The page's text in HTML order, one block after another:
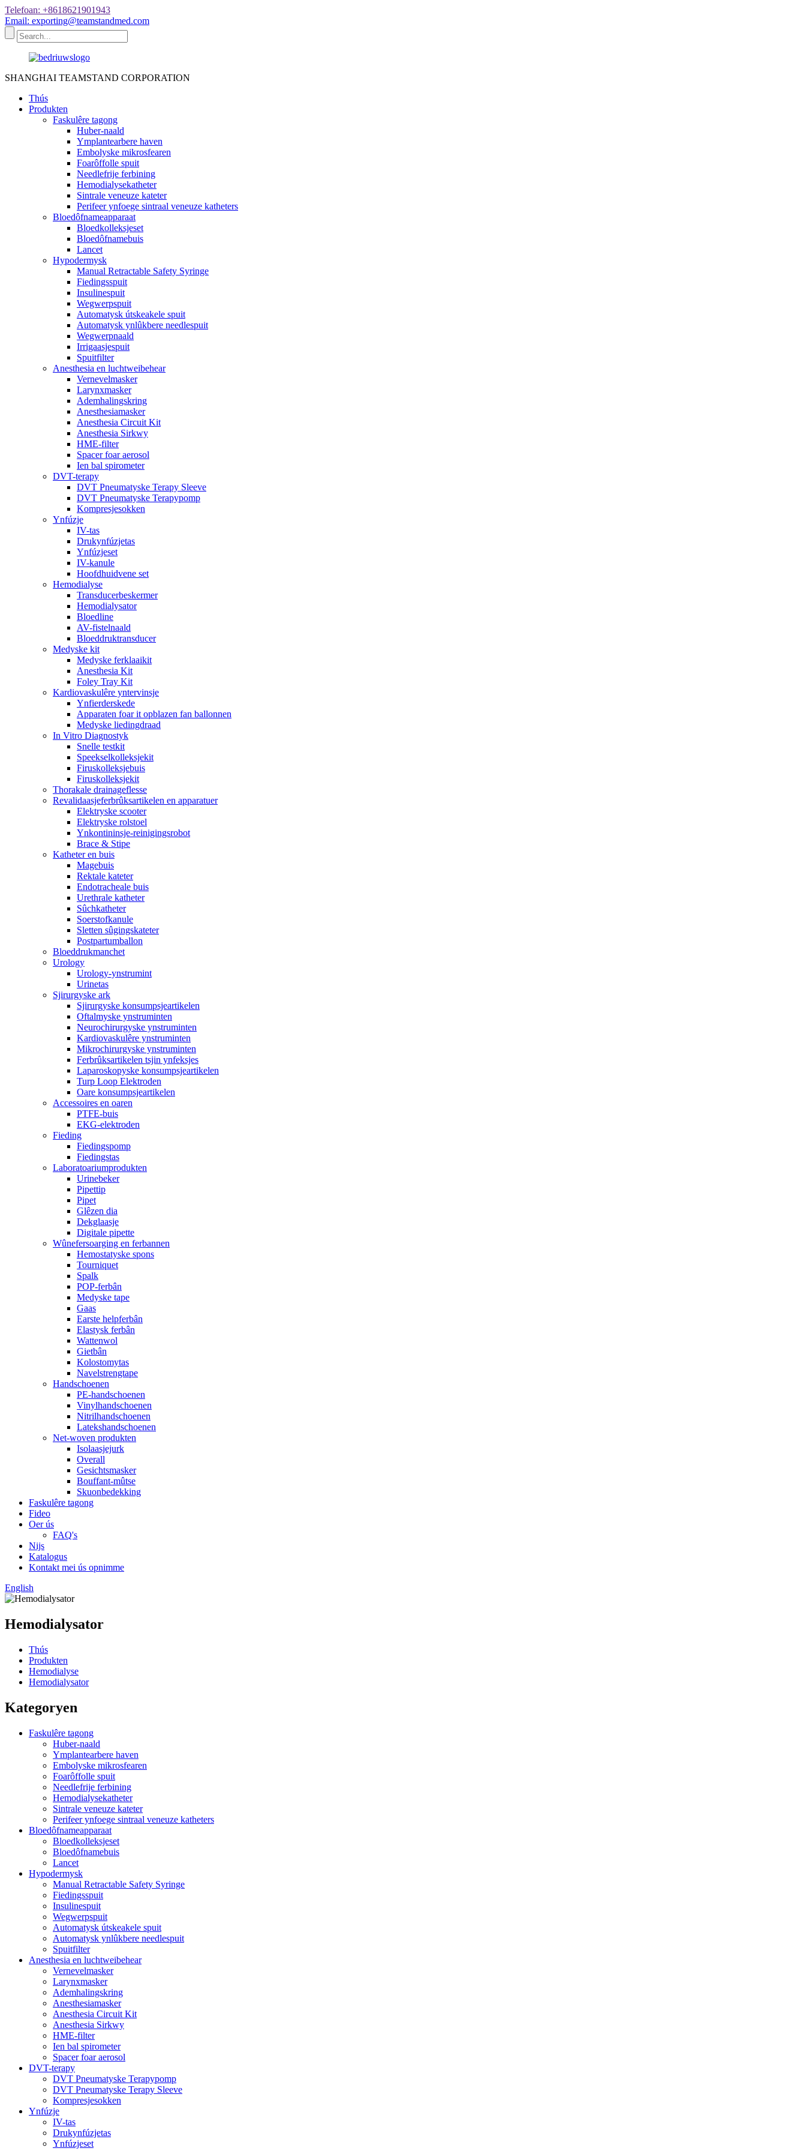
Telefoan: +8618621901943
Email: exporting@teamstandmed.com
SHANGHAI TEAMSTAND CORPORATION
Thús
Produkten
Faskulêre tagong
Huber-naald
Ymplantearbere haven
Embolyske mikrosfearen
Foarôffolle spuit
Needlefrije ferbining
Hemodialysekatheter
Sintrale veneuze kateter
Perifeer ynfoege sintraal veneuze katheters
Bloedôfnameapparaat
Bloedkolleksjeset
Bloedôfnamebuis
Lancet
Hypodermysk
Manual Retractable Safety Syringe
Fiedingsspuit
Insulinespuit
Wegwerpspuit
Automatysk útskeakele spuit
Automatysk ynlûkbere needlespuit
Wegwerpnaald
Irrigaasjespuit
Spuitfilter
Anesthesia en luchtweibehear
Vernevelmasker
Larynxmasker
Ademhalingskring
Anesthesiamasker
Anesthesia Circuit Kit
Anesthesia Sirkwy
HME-filter
Spacer foar aerosol
Ien bal spirometer
DVT-terapy
DVT Pneumatyske Terapy Sleeve
DVT Pneumatyske Terapypomp
Kompresjesokken
Ynfúzje
IV-tas
Drukynfúzjetas
Ynfúzjeset
IV-kanule
Hoofdhuidvene set
Hemodialyse
Transducerbeskermer
Hemodialysator
Bloedline
AV-fistelnaald
Bloeddruktransducer
Medyske kit
Medyske ferklaaikit
Anesthesia Kit
Foley Tray Kit
Kardiovaskulêre yntervinsje
Ynfierderskede
Apparaten foar it opblazen fan ballonnen
Medyske liedingdraad
In Vitro Diagnostyk
Snelle testkit
Speekselkolleksjekit
Firuskolleksjebuis
Firuskolleksjekit
Thorakale drainageflesse
Revalidaasjeferbrûksartikelen en apparatuer
Elektryske scooter
Elektryske rolstoel
Ynkontininsje-reinigingsrobot
Brace & Stipe
Katheter en buis
Magebuis
Rektale kateter
Endotracheale buis
Urethrale katheter
Sûchkatheter
Soerstofkanule
Sletten sûgingskateter
Postpartumballon
Bloeddrukmanchet
Urology
Urology-ynstrumint
Urinetas
Sjirurgyske ark
Sjirurgyske konsumpsjeartikelen
Oftalmyske ynstruminten
Neurochirurgyske ynstruminten
Kardiovaskulêre ynstruminten
Mikrochirurgyske ynstruminten
Ferbrûksartikelen tsjin ynfeksjes
Laparoskopyske konsumpsjeartikelen
Turp Loop Elektroden
Oare konsumpsjeartikelen
Accessoires en oaren
PTFE-buis
EKG-elektroden
Fieding
Fiedingspomp
Fiedingstas
Laboratoariumprodukten
Urinebeker
Pipettip
Pipet
Glêzen dia
Dekglaasje
Digitale pipette
Wûnefersoarging en ferbannen
Hemostatyske spons
Tourniquet
Spalk
POP-ferbân
Medyske tape
Gaas
Earste helpferbân
Elastysk ferbân
Wattenwol
Gietbân
Kolostomytas
Navelstrengtape
Handschoenen
PE-handschoenen
Vinylhandschoenen
Nitrilhandschoenen
Latekshandschoenen
Net-woven produkten
Isolaasjejurk
Overall
Gesichtsmasker
Bouffant-mûtse
Skuonbedekking
Faskulêre tagong
Fideo
Oer ús
FAQ's
Nijs
Katalogus
Kontakt mei ús opnimme
English
Hemodialysator
Thús
Produkten
Hemodialyse
Hemodialysator
Kategoryen
Faskulêre tagong
Huber-naald
Ymplantearbere haven
Embolyske mikrosfearen
Foarôffolle spuit
Needlefrije ferbining
Hemodialysekatheter
Sintrale veneuze kateter
Perifeer ynfoege sintraal veneuze katheters
Bloedôfnameapparaat
Bloedkolleksjeset
Bloedôfnamebuis
Lancet
Hypodermysk
Manual Retractable Safety Syringe
Fiedingsspuit
Insulinespuit
Wegwerpspuit
Automatysk útskeakele spuit
Automatysk ynlûkbere needlespuit
Spuitfilter
Anesthesia en luchtweibehear
Vernevelmasker
Larynxmasker
Ademhalingskring
Anesthesiamasker
Anesthesia Circuit Kit
Anesthesia Sirkwy
HME-filter
Ien bal spirometer
Spacer foar aerosol
DVT-terapy
DVT Pneumatyske Terapypomp
DVT Pneumatyske Terapy Sleeve
Kompresjesokken
Ynfúzje
IV-tas
Drukynfúzjetas
Ynfúzjeset